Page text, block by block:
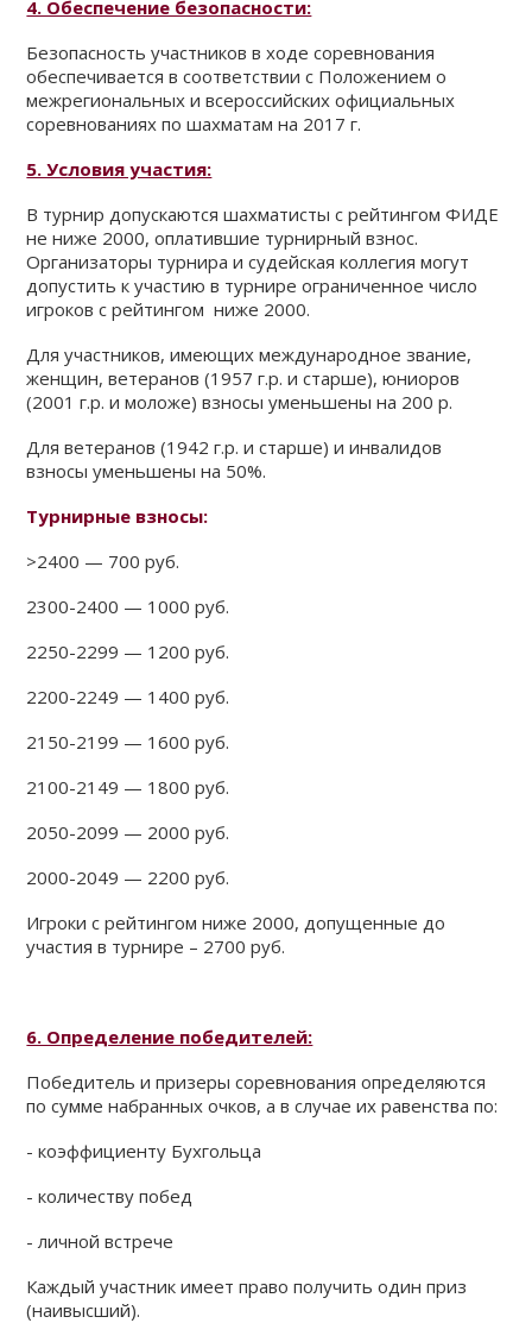
4. Обеспечение безопасности:
Безопасность участников в ходе соревнования
обеспечивается в соответствии с Положением о
межрегиональных и всероссийских официальных
соревнованиях по шахматам на 2017 г.
5. Условия участия:
В турнир допускаются шахматисты с рейтингом ФИДЕ
не ниже 2000, оплатившие турнирный взнос.
Организаторы турнира и судейская коллегия могут
допустить к участию в турнире ограниченное число
игроков с рейтингом ниже 2000.
Для участников, имеющих международное звание,
женщин, ветеранов (1957 г.р. и старше), юниоров
(2001 г.р. и моложе) взносы уменьшены на 200 р.
Для ветеранов (1942 г.р. и старше) и инвалидов
взносы уменьшены на 50%.
Турнирные взносы:
>2400 — 700 руб.
2300-2400 — 1000 руб.
2250-2299 — 1200 руб.
2200-2249 — 1400 руб.
2150-2199 — 1600 руб.
2100-2149 — 1800 руб.
2050-2099 — 2000 руб.
2000-2049 — 2200 руб.
Игроки с рейтингом ниже 2000, допущенные до
участия в турнире – 2700 руб.
6. Определение победителей:
Победитель и призеры соревнования определяются
по сумме набранных очков, а в случае их равенства по:
- коэффициенту Бухгольца
- количеству побед
- личной встрече
Каждый участник имеет право получить один приз
(наивысший).